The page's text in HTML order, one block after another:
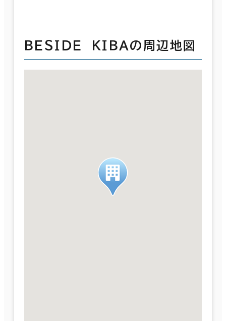
ＢＥＳＩＤＥ ＫＩＢＡの周辺地図